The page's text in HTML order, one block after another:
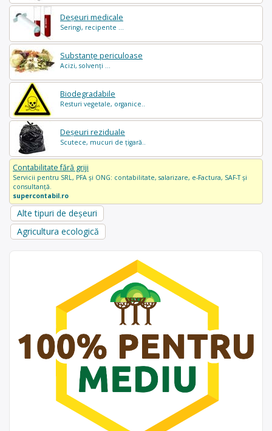
Deșeuri medicale
Seringi, recipente ...
Substanțe periculoase
Acizi, solvenți ...
Biodegradabile
Resturi vegetale, organice..
Deșeuri reziduale
Scutece, mucuri de țigară..
Contabilitate fără griji
Servicii pentru SRL, PFA și ONG: contabilitate, salarizare, e-Factura, SAF-T și
consultanță.
supercontabil.ro
Alte tipuri de deșeuri
Agricultura ecologică